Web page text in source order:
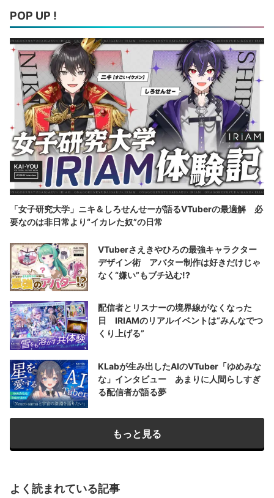
POP UP !
「女子研究大学」ニキ＆しろせんせーが語るVTuberの最適解 必
要なのは非日常より“イカレた奴”の日常
VTuberさえきやひろの最強キャラクター
デザイン術 アバター制作は好きだけじゃ
なく“嫌い”もブチ込む!?
配信者とリスナーの境界線がなくなった
日 IRIAMのリアルイベントは“みんなでつ
くり上げる”
KLabが生み出したAIのVTuber「ゆめみな
な」インタビュー あまりに人間らしすぎ
る配信者が語る夢
もっと見る
よく読まれている記事